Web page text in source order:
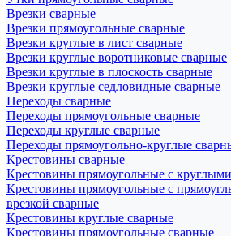
Врезки сварные
Врезки прямоугольные сварные
Врезки круглые в лист сварные
Врезки круглые воротниковые сварные
Врезки круглые в плоскость сварные
Врезки круглые седловидные сварные
Переходы сварные
Переходы прямоугольные сварные
Переходы круглые сварные
Переходы прямоугольно-круглые
Крестовины сварные
Крестовины прямоугольные с
Крестовины прямоугольные с
врезкой сварные
Крестовины круглые сварные
Крестовины прямоугольные сварные